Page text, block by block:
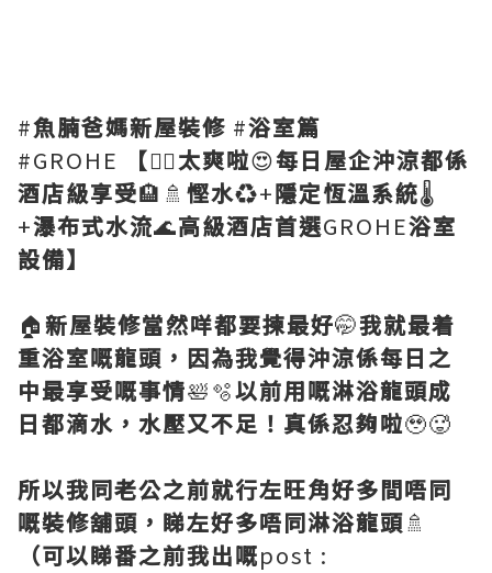
#魚腩爸媽新屋裝修 #浴室篇
#GROHE
【👍🏻太爽啦😍每日屋企沖涼都係
酒店級享受🏨🚿 慳水♻️+隱定恆溫系統🌡️
+瀑布式水流🌊高級酒店首選GROHE浴室
設備】
🏠新屋裝修當然咩都要揀最好🤭我就最着
重浴室嘅龍頭，因為我覺得沖涼係每日之
中最享受嘅事情🛀🫧以前用嘅淋浴龍頭成
日都滴水，水壓又不足！真係忍夠啦🥹🥵
所以我同老公之前就行左旺角好多間唔同
嘅裝修舖頭，睇左好多唔同淋浴龍頭🚿
（可以睇番之前我出嘅post :